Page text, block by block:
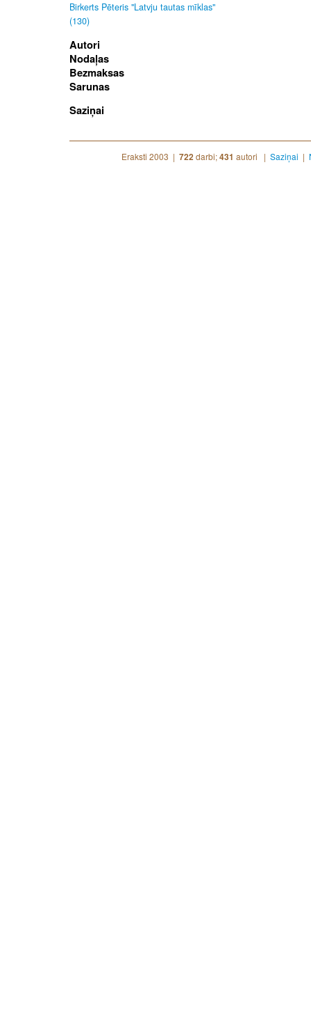
Birkerts Pēteris "Latvju tautas mīklas"
(130)
Autori
Nodaļas
Bezmaksas
Sarunas
Saziņai
Eraksti 2003 | 722 darbi;431 autori | Saziņai |